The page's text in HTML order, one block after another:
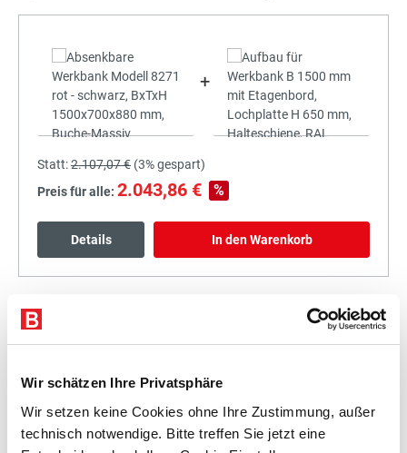
Wir schätzen Ihre Privatsphäre
Wir setzen keine Cookies ohne Ihre Zustimmung, außer
technisch notwendige. Bitte treffen Sie jetzt eine
+
Statt:2.107,07 € (3%gespart)
Preis für alle: 2.043,86 € %
Details In den Warenkorb
3%